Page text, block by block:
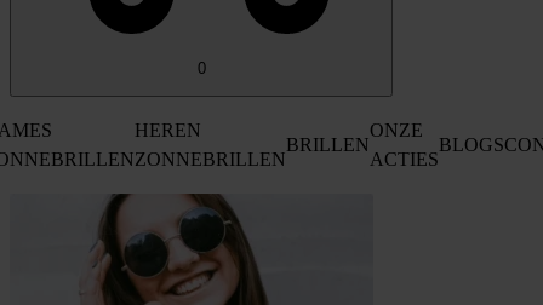
0
HEREN
ZONNEBRILLEN
BRILLEN
ONZE
ACTIES
BLOGS